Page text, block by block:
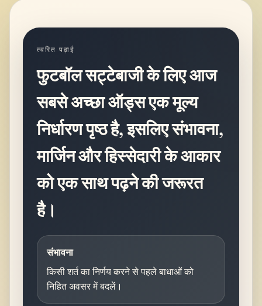
त्वरित पढ़ाई
फुटबॉल सट्टेबाजी के लिए आज
सबसे अच्छा ऑड्स एक मूल्य
निर्धारण पृष्ठ है, इसलिए संभावना,
मार्जिन और हिस्सेदारी के आकार
को एक साथ पढ़ने की जरूरत
है।
संभावना
किसी शर्त का निर्णय करने से पहले बाधाओं को
निहित अवसर में बदलें।